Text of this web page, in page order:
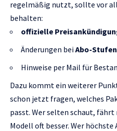
regelmäßig nutzt, sollte vor
behalten:
offizielle
Änderungen beiAbo-Stufen
Hinweise per Mail für
Dazu kommt ein weiterer
schon jetzt fragen, welches
passt. Wer selten schaut,
Modell oft besser. Wer